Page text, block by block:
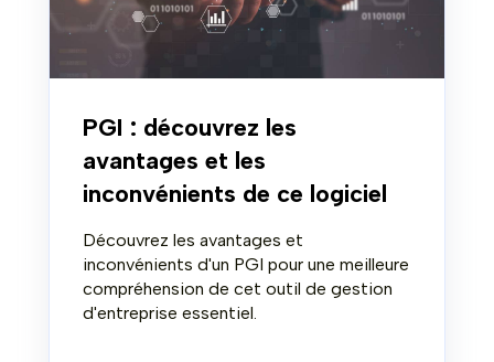
PGI : découvrez les
avantages et les
inconvénients de ce logiciel
Découvrez les avantages et
inconvénients d'un PGI pour une meilleure
compréhension de cet outil de gestion
d'entreprise essentiel.